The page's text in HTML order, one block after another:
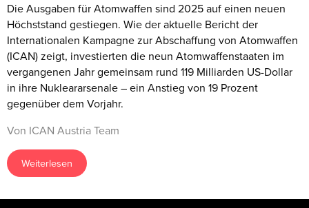
Die Ausgaben für Atomwaffen sind 2025 auf einen neuen
Höchststand gestiegen. Wie der aktuelle Bericht der
Internationalen Kampagne zur Abschaffung von Atomwaffen
(ICAN) zeigt, investierten die neun Atomwaffenstaaten im
vergangenen Jahr gemeinsam rund 119 Milliarden US-Dollar
in ihre Nukleararsenale – ein Anstieg von 19 Prozent
gegenüber dem Vorjahr.
Von ICAN Austria Team
Weiterlesen